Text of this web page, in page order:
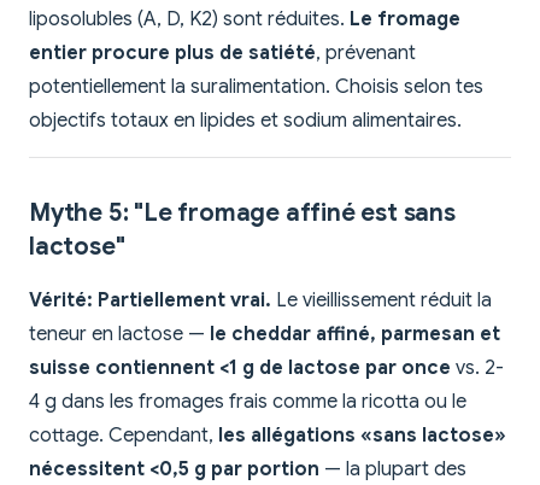
liposolubles (A, D, K2) sont réduites. Le fromage
entier procure plus de satiété, prévenant
potentiellement la suralimentation. Choisis selon tes
objectifs totaux en lipides et sodium alimentaires.
Mythe 5: "Le fromage affiné est sans
lactose"
Vérité: Partiellement vrai. Le vieillissement réduit la
teneur en lactose — le cheddar affiné, parmesan et
suisse contiennent <1 g de lactose par once vs. 2-
4 g dans les fromages frais comme la ricotta ou le
cottage. Cependant, les allégations «sans lactose»
nécessitent <0,5 g par portion — la plupart des